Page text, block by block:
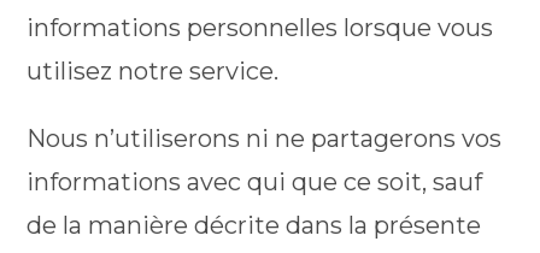
informations personnelles lorsque vous
utilisez notre service.
Nous n’utiliserons ni ne partagerons vos
informations avec qui que ce soit, sauf
de la manière décrite dans la présente